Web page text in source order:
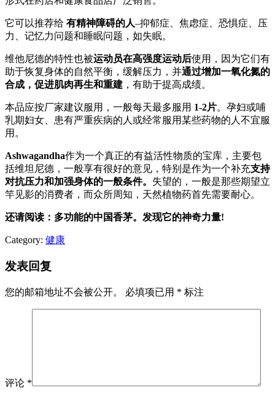
它可以推荐给 有精神障碍的人–抑郁症、焦虑症、恐惧症、压
力、记忆力问题和睡眠问题，如失眠。
维他尼德的特性也被运动员在高强度运动后使用，因为它们有
助于恢复身体的自然平衡，缓解压力，并通过增加一氧化氮的
合成，促进肌肉再生和重建 ，有助于提高成绩。
本品应按厂家建议服用，一般每天最多服用 1-2片。孕妇或哺
乳期妇女、患有严重疾病的人或经常服用某些药物的人不宜服
用。
Ashwagandha作为一个真正的有益活性物质的宝库，主要包
括维坦尼德，一般享有很好的意见，特别是作为一个补充支持
对抗压力和加强身体的一般条件。 失望的，一般是那些期望立
竿见影的消费者，而众所周知，天然植物药首先需要耐心。
还请阅读：多功能的中国香茅。发现它的神奇力量!
Category: 健康
发表回复
您的邮箱地址不会被公开。 必填项已用 * 标注
评论 *